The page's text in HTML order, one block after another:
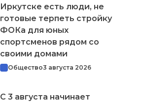
Иркутске есть люди, не
готовые терпеть стройку
ФОКа для юных
спортсменов рядом со
своими домами
Общество3 августа 2026
С 3 августа начинает